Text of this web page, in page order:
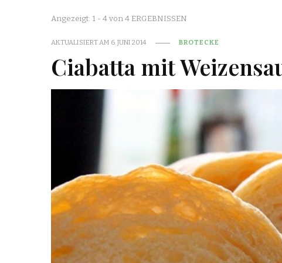
Angezeigt: 1 - 4 von 4 ERGEBNISSEN
AKTUALISIERT AM 6. JUNI 2014 BROTECKE
Ciabatta mit